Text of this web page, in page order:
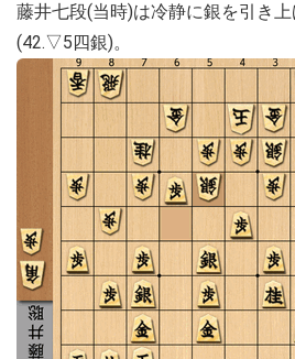
藤井七段(当時)は冷静に銀を引き
(42.▽5四銀)。